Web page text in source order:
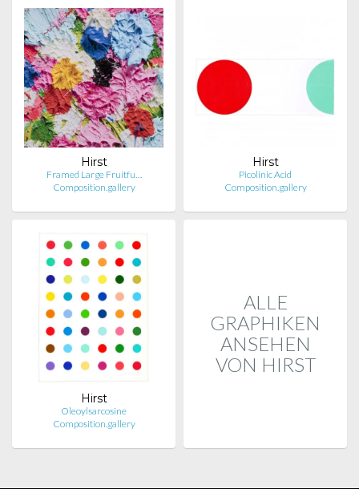
Hirst
Framed Large Fruitfu…
Composition.gallery
Hirst
Picolinic Acid
Composition.gallery
Hirst
Oleoylsarcosine
Composition.gallery
ALLE
GRAPHIKEN
ANSEHEN
VON HIRST